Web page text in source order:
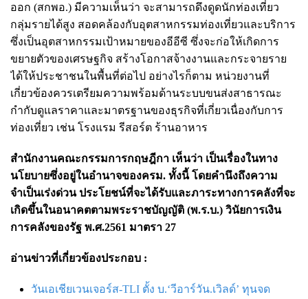
ออก (สกพอ.) มีความเห็นว่า จะสามารถดึงดูดนักท่องเที่ยว
กลุ่มรายได้สูง สอดคล้องกับอุตสาหกรรมท่องเที่ยวและบริการ
ซึ่งเป็นอุตสาหกรรมเป้าหมายของอีอีซี ซึ่งจะก่อให้เกิดการ
ขยายตัวของเศรษฐกิจ สร้างโอกาสจ้างงานและกระจายราย
ได้ให้ประชาชนในพื้นที่ต่อไป อย่างไรก็ตาม หน่วยงานที่
เกี่ยวข้องควรเตรียมความพร้อมด้านระบบขนส่งสาธารณะ
กำกับดูแลราคาและมาตรฐานของธุรกิจที่เกี่ยวเนื่องกับการ
ท่องเที่ยว เช่น โรงแรม รีสอร์ต ร้านอาหาร
สำนักงานคณะกรรมการกฤษฎีกา เห็นว่า เป็นเรื่องในทาง
นโยบายซึ่งอยู่ในอำนาจของครม. ทั้งนี้ โดยคำนึงถึงความ
จำเป็นเร่งด่วน ประโยชน์ที่จะได้รับและภาระทางการคลังที่จะ
เกิดขึ้นในอนาคตตามพระราชบัญญัติ (พ.ร.บ.) วินัยการเงิน
การคลังของรัฐ พ.ศ.2561 มาตรา 27
อ่านข่าวที่เกี่ยวข้องประกอบ :
วันเอเชียเวนเจอร์ส-TLI ตั้ง บ.‘วีอาร์วัน.เวิลด์’ ทุนจด